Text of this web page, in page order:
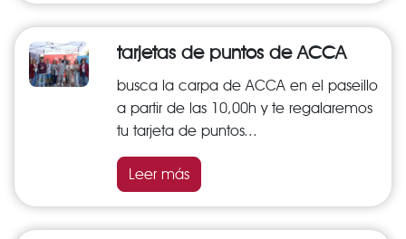
tarjetas de puntos de ACCA
busca la carpa de ACCA en el paseillo
a partir de las 10,00h y te regalaremos
tu tarjeta de puntos...
Leer más